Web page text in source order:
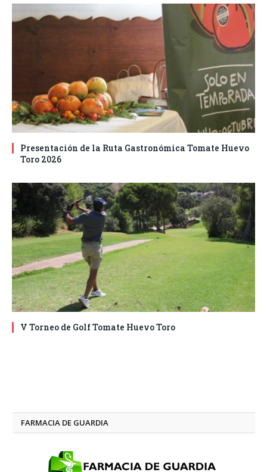
Presentación de la Ruta Gastronómica Tomate Huevo
Toro 2026
V Torneo de Golf Tomate Huevo Toro
FARMACIA DE GUARDIA